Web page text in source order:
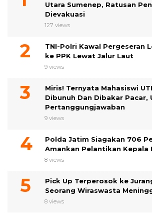
Utara Sumenep, Ratusan
Dievakuasi
127 views
TNI-Polri Kawal Pergeseran
ke PPK Lewat Jalur Laut
9 views
Miris! Ternyata Mahasiswi
Dibunuh Dan Dibakar Pacar,
Pertanggungjawaban
9 views
Polda Jatim Siagakan 706
Amankan Pelantikan Kepala
8 views
Pick Up Terperosok ke
Seorang Wiraswasta
8 views